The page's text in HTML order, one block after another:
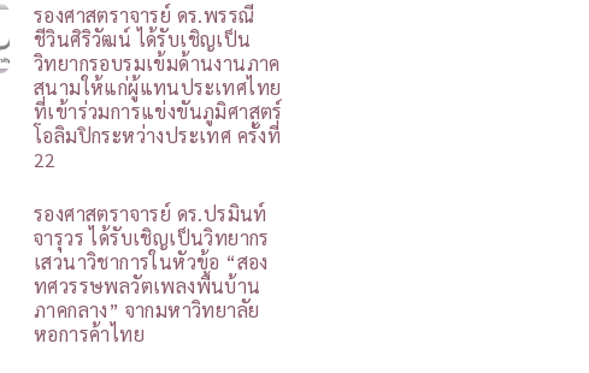
รองศาสตราจารย์ ดร.พรรณี
ชีวินศิริวัฒน์ ได้รับเชิญเป็น
วิทยากรอบรมเข้มด้านงานภาค
สนามให้แก่ผู้แทนประเทศไทย
ที่เข้าร่วมการแข่งขันภูมิศาสตร์
โอลิมปิกระหว่างประเทศ ครั้งที่
22
รองศาสตราจารย์ ดร.ปรมินท์
จารุวร ได้รับเชิญเป็นวิทยากร
เสวนาวิชาการในหัวข้อ “สอง
ทศวรรษพลวัตเพลงพื้นบ้าน
ภาคกลาง” จากมหาวิทยาลัย
หอการค้าไทย